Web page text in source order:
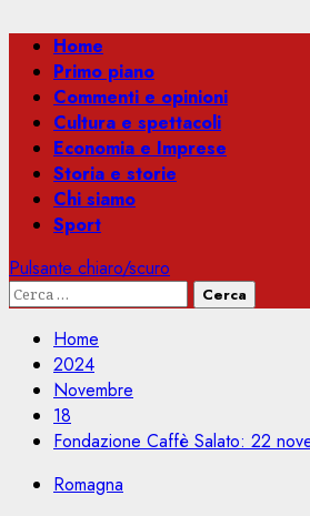
Menu
principale
Home
Primo piano
Commenti e opinioni
Cultura e spettacoli
Economia e Imprese
Storia e storie
Chi siamo
Sport
Pulsante chiaro/scuro
Ricerca
Home
2024
Novembre
18
Fondazione Caffè Salato: 22
Romagna